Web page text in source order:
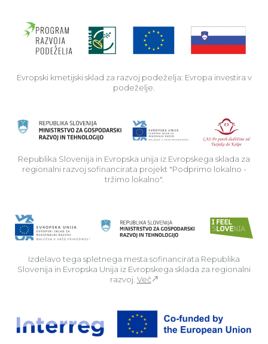
Evropski kmetijski sklad za razvoj podeželja: Evropa investira v
podeželje.
Republika Slovenija in Evropska unija iz Evropskega sklada za
regionalni razvoj sofinancirata projekt "Podprimo lokalno -
tržimo lokalno".
Izdelavo tega spletnega mesta sofinancirata Republika
Slovenija in Evropska Unija iz Evropskega sklada za regionalni
razvoj. Več